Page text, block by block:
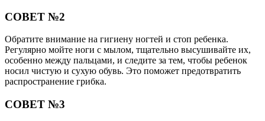
СОВЕТ №2
Обратите внимание на гигиену ногтей и стоп ребенка.
Регулярно мойте ноги с мылом, тщательно высушивайте их,
особенно между пальцами, и следите за тем, чтобы ребенок
носил чистую и сухую обувь. Это поможет предотвратить
распространение грибка.
СОВЕТ №3